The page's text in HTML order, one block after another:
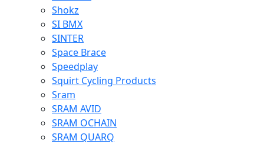
Shokz
SI BMX
SINTER
Space Brace
Speedplay
Squirt Cycling Products
Sram
SRAM AVID
SRAM OCHAIN
SRAM QUARQ